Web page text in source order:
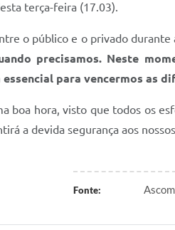
terça-feira (17.03).
o público e o privado durante
precisamos. Neste
para vencermos as
boa hora, visto que todos os
a devida segurança aos
Fonte: